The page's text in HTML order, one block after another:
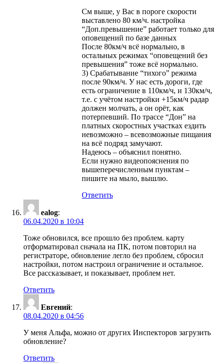
См выше, у Вас в пороге скорости
выставлено 80 км/ч. настройка
“Доп.превышение” работает только для
оповещений по базе данных
После 80км/ч всё нормально, в
остальных режимах “оповещений без
превышения” тоже всё нормально.
3) Срабатывание “тихого” режима
после 90км/ч. У нас есть дороги, где
есть ограничение в 110км/ч, и 130км/ч,
т.е. с учётом настройки +15км/ч радар
должен молчать, а он орёт, как
потерпевший. По трассе “Дон” на
платных скоростных участках ездить
невозможно – всевозможные пищания
на всё подряд замучают.
Надеюсь – объяснил понятно.
Если нужно видеопояснения по
вышеперечисленным пунктам –
пишите на мыло, вышлю.
Ответить
ealog:
06.04.2020 в 10:04
Тоже обновился, все прошло без проблем. карту
отформатировал сначала на ПК, потом повторил на
регистраторе, обновление легло без проблем, сбросил
настройки, потом настроил ограничение и остальное.
Все рассказывает, и показывает, проблем нет.
Ответить
Евгений:
08.04.2020 в 04:56
У меня Альфа, можно от других Инспекторов загрузить
обновление?
Ответить